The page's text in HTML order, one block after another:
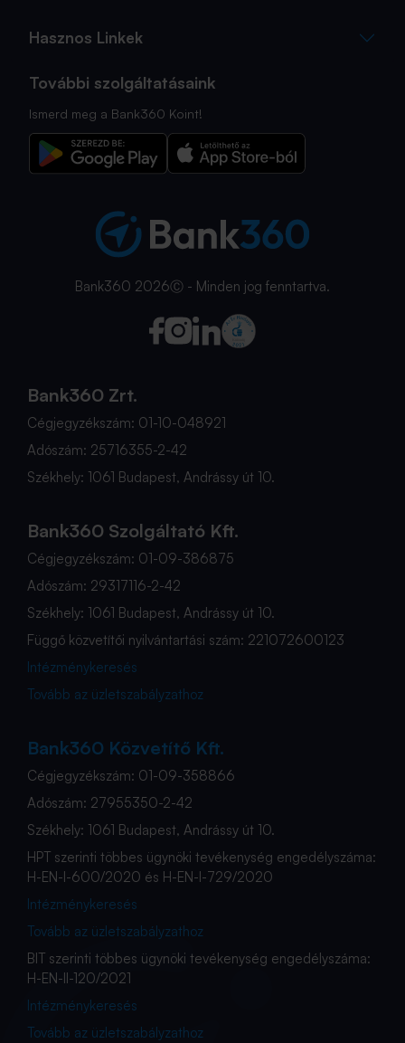
Hasznos Linkek
További szolgáltatásaink
Ismerd meg a Bank360 Koint!
Bank360 2026Ⓒ - Minden jog fenntartva.
Bank360 Zrt.
Cégjegyzékszám: 01-10-048921
Adószám: 25716355-2-42
Székhely: 1061 Budapest, Andrássy út 10.
Bank360 Szolgáltató Kft.
Cégjegyzékszám: 01-09-386875
Adószám: 29317116-2-42
Székhely: 1061 Budapest, Andrássy út 10.
Függő közvetítői nyilvántartási szám: 221072600123
Intézménykeresés
Tovább az üzletszabályzathoz
Bank360 Közvetítő Kft.
Cégjegyzékszám: 01-09-358866
Adószám: 27955350-2-42
Székhely: 1061 Budapest, Andrássy út 10.
HPT szerinti többes ügynöki tevékenység engedélyszáma:
H-EN-I-600/2020 és H-EN-I-729/2020
Intézménykeresés
Tovább az üzletszabályzathoz
BIT szerinti többes ügynöki tevékenység engedélyszáma:
H-EN-II-120/2021
Intézménykeresés
Tovább az üzletszabályzathoz